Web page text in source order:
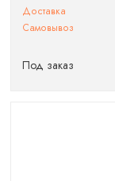
Доставка
Самовывоз
Под заказ